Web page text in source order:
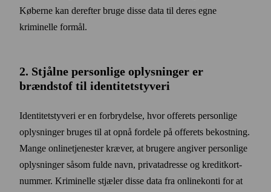
Køberne kan derefter bruge disse data til deres egne
kriminelle formål.
2. Stjålne personlige oplysninger er
brændstof til identitets­tyveri
Identitetstyveri er en forbrydelse, hvor offerets personlige
oplysninger bruges til at opnå fordele på offerets bekostning.
Mange online­tjenester kræver, at brugere angiver personlige
oplysninger såsom fulde navn, privat­adresse og kredit­kort­
nummer. Kriminelle stjæler disse data fra online­konti for at